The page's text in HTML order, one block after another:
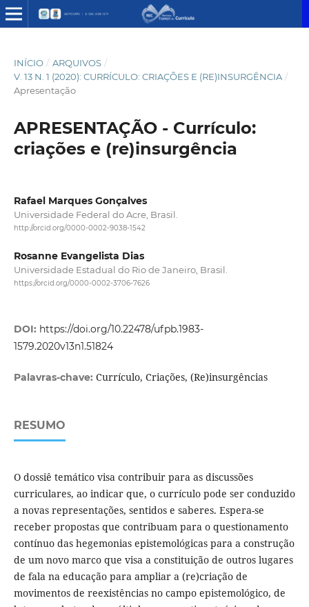
INÍCIO / ARQUIVOS /
V. 13 N. 1 (2020): CURRÍCULO: CRIAÇÕES E (RE)INSURGÊNCIA /
Apresentação
APRESENTAÇÃO - Currículo:
criações e (re)insurgência
Rafael Marques Gonçalves
Universidade Federal do Acre, Brasil.
http://orcid.org/0000-0002-9038-1542
Rosanne Evangelista Dias
Universidade Estadual do Rio de Janeiro, Brasil.
https://orcid.org/0000-0002-3706-7626
DOI: https://doi.org/10.22478/ufpb.1983-
1579.2020v13n1.51824
Palavras-chave: Currículo, Criações, (Re)insurgências
RESUMO
O dossiê temático visa contribuir para as discussões
curriculares, ao indicar que, o currículo pode ser conduzido
a novas representações, sentidos e saberes. Espera-se
receber propostas que contribuam para o questionamento
contínuo das hegemonias epistemológicas para a construção
de um novo marco que visa a constituição de outros lugares
de fala na educação para ampliar a (re)criação de
movimentos de reexistências no campo epistemológico, de